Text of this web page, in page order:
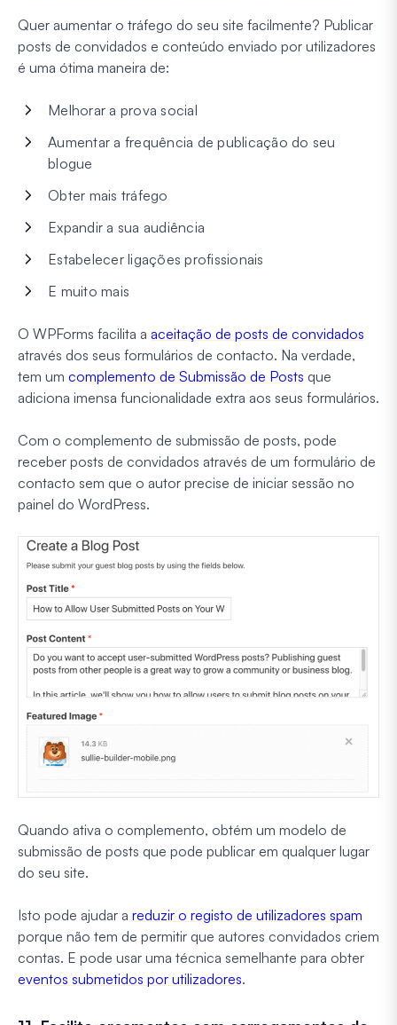
Quer aumentar o tráfego do seu site facilmente? Publicar
posts de convidados e conteúdo enviado por utilizadores
é uma ótima maneira de:
Melhorar a prova social
Aumentar a frequência de publicação do seu
blogue
Obter mais tráfego
Expandir a sua audiência
Estabelecer ligações profissionais
E muito mais
O WPForms facilita a aceitação de posts de convidados
através dos seus formulários de contacto. Na verdade,
tem um complemento de Submissão de Posts que
adiciona imensa funcionalidade extra aos seus formulários.
Com o complemento de submissão de posts, pode
receber posts de convidados através de um formulário de
contacto sem que o autor precise de iniciar sessão no
painel do WordPress.
Quando ativa o complemento, obtém um modelo de
submissão de posts que pode publicar em qualquer lugar
do seu site.
Isto pode ajudar a reduzir o registo de utilizadores spam
porque não tem de permitir que autores convidados criem
contas. E pode usar uma técnica semelhante para obter
eventos submetidos por utilizadores.